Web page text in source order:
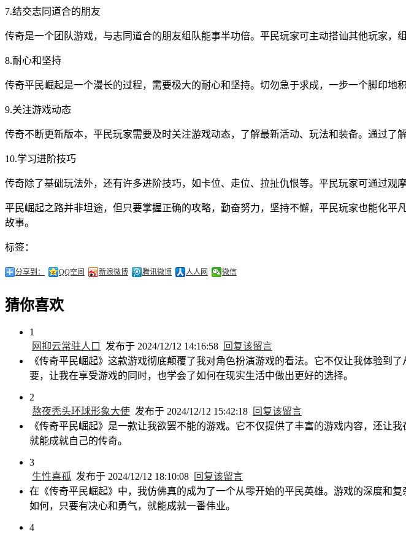
7.结交志同道合的朋友
传奇是一个团队游戏，与志同道合的朋友组队能事半功倍。平民玩家可主动搭讪其他玩家，
8.耐心和坚持
传奇平民崛起是一个漫长的过程，需要极大的耐心和坚持。切勿急于求成，一步一个脚印地
9.关注游戏动态
传奇不断更新版本，平民玩家需要及时关注游戏动态，了解最新活动、玩法和装备。通过了
10.学习进阶技巧
传奇除了基础玩法外，还有许多进阶技巧，如卡位、走位、拉扯仇恨等。平民玩家可通过观
平民崛起之路并非坦途，但只要掌握正确的攻略，勤奋努力，坚持不懈，平民玩家也能化
故事。
标签：
分享到： QQ空间 新浪微博 腾讯微博 人人网 微信
猜你喜欢
1
网抑云常驻人口
发布于 2024/12/12 14:16:58
回复该留言
《传奇平民崛起》这款游戏彻底颠覆了我对角色扮演游戏的看法。它不仅让我体验到
要，让我在享受游戏的同时，也学会了如何在现实生活中做出更好的选择。
2
熬夜秃头环球形象大使 发布于 2024/12/12 15:42:18
回复该留言
《传奇平民崛起》是一款让我欲罢不能的游戏。它不仅提供了丰富的游戏内容，还让
就能成就自己的传奇。
3
生性喜孤 发布于 2024/12/12 18:10:08
回复该留言
在《传奇平民崛起》中，我仿佛真的成为了一个从零开始的平民英雄。游戏的深度和
如何，只要有决心和勇气，就能成就一番伟业。
4